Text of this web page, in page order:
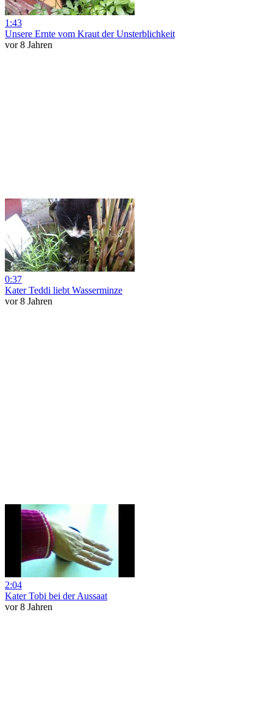
1:43
Unsere Ernte vom Kraut der Unsterblichkeit
vor 8 Jahren
0:37
Kater Teddi liebt Wasserminze
vor 8 Jahren
2:04
Kater Tobi bei der Aussaat
vor 8 Jahren